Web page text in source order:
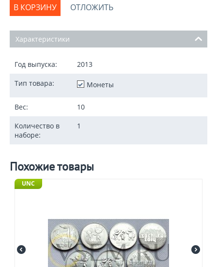
В КОРЗИНУ ОТЛОЖИТЬ
Характеристики
Год выпуска: 2013
Тип товара: Монеты
Вес: 10
Количество в
наборе:
1
Похожие товары
UNC